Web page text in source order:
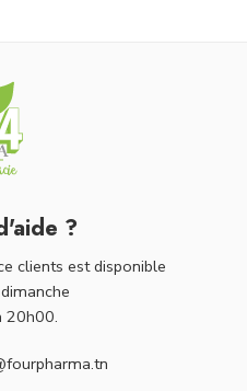
?
clients est disponible
20h00.